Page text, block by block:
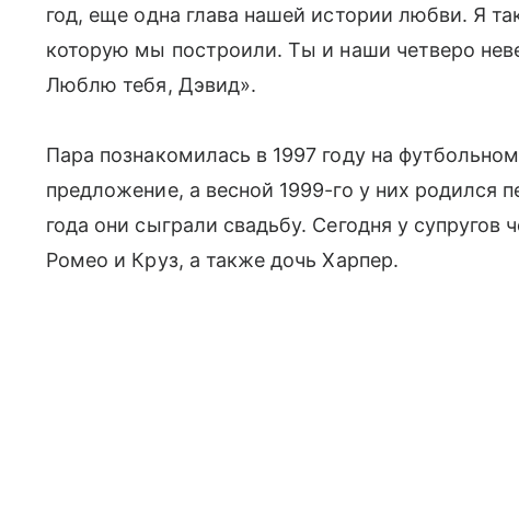
год, еще одна глава нашей истории любви. Я
которую мы построили. Ты и наши четверо
Люблю тебя, Дэвид».
Пара познакомилась в 1997 году на
предложение, а весной 1999-го у них родился
года они сыграли свадьбу. Сегодня у супругов
Ромео и Круз, а также дочь Харпер.